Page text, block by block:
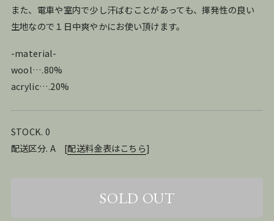
また、電車や室内で少し汗ばむことがあっても、揮発性の良い
生地なので１日中爽やかにお使い頂けます。
-material-
wool….80%
acrylic….20%
STOCK. 0
配送区分. A [配送料金表はこちら]